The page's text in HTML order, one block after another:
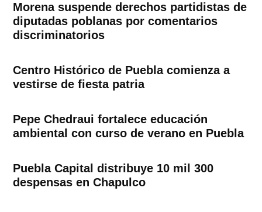
Morena suspende derechos partidistas de
diputadas poblanas por comentarios
discriminatorios
Centro Histórico de Puebla comienza a
vestirse de fiesta patria
Pepe Chedraui fortalece educación
ambiental con curso de verano en Puebla
Puebla Capital distribuye 10 mil 300
despensas en Chapulco